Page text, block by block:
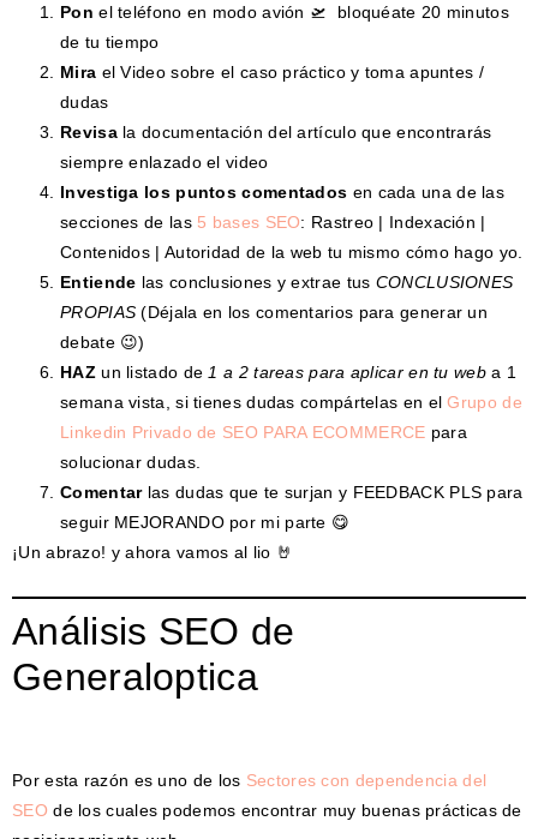
Pon el teléfono en modo avión 🛫 bloquéate 20 minutos
de tu tiempo
Mira el Video sobre el caso práctico y toma apuntes /
dudas
Revisala documentación del artículo que encontrarás
siempre enlazado el video
Investiga los puntos comentados en cada una de las
secciones de las 5 bases SEO: Rastreo | Indexación |
Contenidos | Autoridad de la web tu mismo cómo hago yo.
Entiende las conclusiones y extrae tus CONCLUSIONES
PROPIAS (Déjala en los comentarios para generar un
debate 😉)
HAZ un listado de 1 a 2 tareas para aplicar en tu weba 1
semana vista, si tienes dudas compártelas en elGrupo de
Linkedin Privado de SEO PARA ECOMMERCE para
solucionar dudas.
Comentar las dudas que te surjan y FEEDBACK PLS para
seguir MEJORANDO por mi parte 😋
¡Un abrazo! y ahora vamos al lio 🤘
Análisis SEO de
Generaloptica
Por esta razón es uno de los Sectores con dependencia del
SEO de los cuales podemos encontrar muy buenas prácticas de